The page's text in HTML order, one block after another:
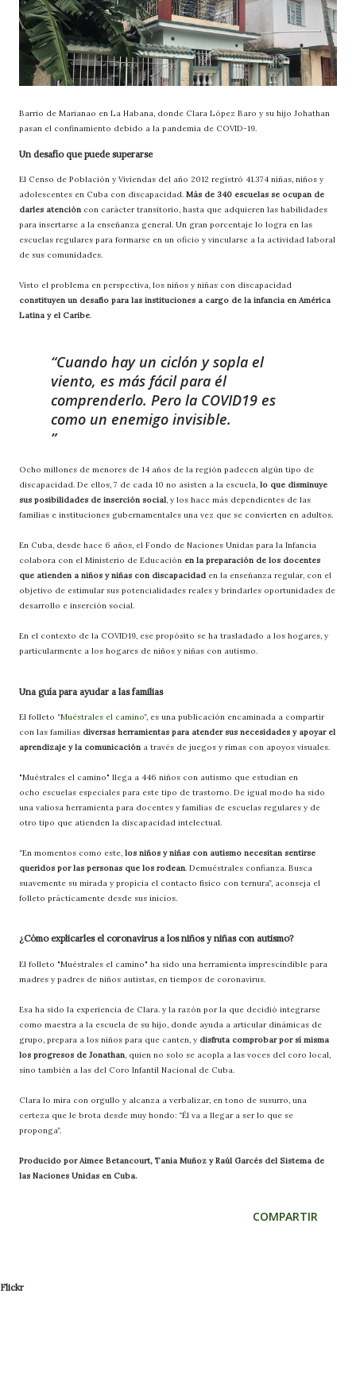
Barrio de Marianao en La Habana, donde Clara López Baro y su hijo Johathan
pasan el confinamiento debido a la pandemia de COVID-19.
Un desafío que puede superarse
El Censo de Población y Viviendas del año 2012 registró 41.374 niñas, niños y
adolescentes en Cuba con discapacidad. Más de 340 escuelas se ocupan de
darles atención con carácter transitorio, hasta que adquieren las habilidades
para insertarse a la enseñanza general. Un gran porcentaje lo logra en las
escuelas regulares para formarse en un oficio y vincularse a la actividad laboral
de sus comunidades.
Visto el problema en perspectiva, los niños y niñas con discapacidad
constituyen un desafío para las instituciones a cargo de la infancia en América
Latina y el Caribe.
Cuando hay un ciclón y sopla el
viento, es más fácil para él
comprenderlo. Pero la COVID19 es
como un enemigo invisible.
Ocho millones de menores de 14 años de la región padecen algún tipo de
discapacidad. De ellos, 7 de cada 10 no asisten a la escuela, lo que disminuye
sus posibilidades de inserción social, y los hace más dependientes de las
familias e instituciones gubernamentales una vez que se convierten en adultos.
En Cuba, desde hace 6 años, el Fondo de Naciones Unidas para la Infancia
colabora con el Ministerio de Educación en la preparación de los docentes
que atienden a niños y niñas con discapacidad en la enseñanza regular, con el
objetivo de estimular sus potencialidades reales y brindarles oportunidades de
desarrollo e inserción social.
En el contexto de la COVID19, ese propósito se ha trasladado a los hogares, y
particularmente a los hogares de niños y niñas con autismo.
Una guía para ayudar a las familias
El folleto “Muéstrales el camino”, es una publicación encaminada a compartir
con las familias diversas herramientas para atender sus necesidades y apoyar el
aprendizaje y la comunicación a través de juegos y rimas con apoyos visuales.
"Muéstrales el camino" llega a 446 niños con autismo que estudian en
ocho escuelas especiales para este tipo de trastorno. De igual modo ha sido
una valiosa herramienta para docentes y familias de escuelas regulares y de
otro tipo que atienden la discapacidad intelectual.
“En momentos como este, los niños y niñas con autismo necesitan sentirse
queridos por las personas que los rodean. Demuéstrales confianza. Busca
suavemente su mirada y propicia el contacto físico con ternura”, aconseja el
folleto prácticamente desde sus inicios.
¿Cómo explicarles el coronavirus a los niños y niñas con autismo?
El folleto "Muéstrales el camino" ha sido una herramienta imprescindible para
madres y padres de niños autistas, en tiempos de coronavirus.
Esa ha sido la experiencia de Clara. y la razón por la que decidió integrarse
como maestra a la escuela de su hijo, donde ayuda a articular dinámicas de
grupo, prepara a los niños para que canten, y disfruta comprobar por sí misma
los progresos de Jonathan, quien no solo se acopla a las voces del coro local,
sino también a las del Coro Infantil Nacional de Cuba.
Clara lo mira con orgullo y alcanza a verbalizar, en tono de susurro, una
certeza que le brota desde muy hondo: “Él va a llegar a ser lo que se
proponga”.
Producido por Aimee Betancourt, Tania Muñoz y Raúl Garcés del Sistema de
las Naciones Unidas en Cuba.
COMPARTIR
Flickr